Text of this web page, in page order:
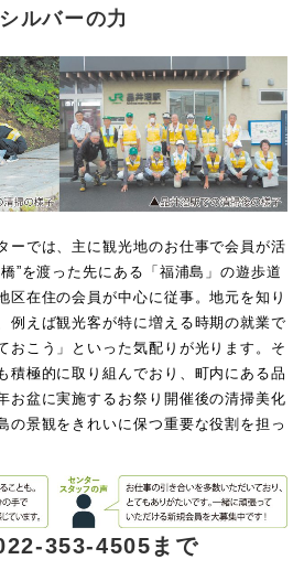
ルバーの力
ーでは、主に観光地のお仕事で会員が活
”を渡った先にある「福浦島」の遊歩道
区在住の会員が中心に従事。地元を知り
例えば観光客が特に増える時期の就業で
おこう」といった気配りが光ります。そ
積極的に取り組んでおり、町内にある品
お盆に実施するお祭り開催後の清掃美化
の景観をきれいに保つ重要な役割を担っ
353-4505まで